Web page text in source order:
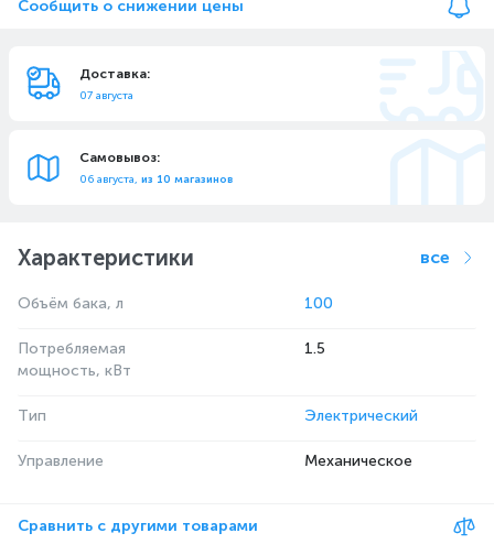
Сообщить о снижении цены
Доставка:
07 августа
Самовывоз:
06 августа, из 10 магазинов
Характеристики все
Объём бака, л 100
Потребляемая
мощность, кВт
1.5
Тип Электрический
Управление Механическое
Сравнить с другими товарами